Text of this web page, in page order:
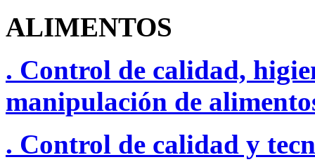
ALIMENTOS
. Control de calidad,
manipulación de
. Control de calidad y